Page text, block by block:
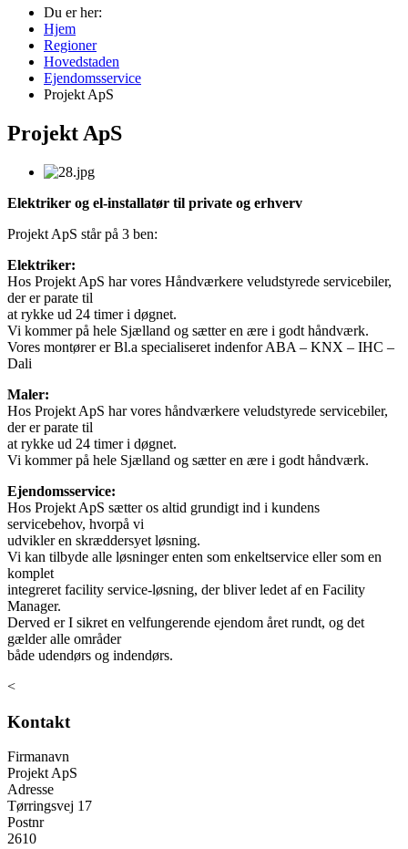
Du er her:
Hjem
Regioner
Hovedstaden
Ejendomsservice
Projekt ApS
Projekt ApS
Elektriker og el-installatør til private og erhverv
Projekt ApS står på 3 ben:
​Elektriker:
Hos Projekt ApS har vores Håndværkere veludstyrede servicebiler,
der er parate til
at rykke ud 24 timer i døgnet.
Vi kommer på hele Sjælland og sætter en ære i godt håndværk.
Vores montører er Bl.a specialiseret indenfor ABA – KNX – IHC –
Dali
Maler:
Hos Projekt ApS har vores håndværkere veludstyrede servicebiler,
der er parate til
at rykke ud 24 timer i døgnet.
Vi kommer på hele Sjælland og sætter en ære i godt håndværk.
Ejendomsservice:
Hos Projekt ApS sætter os altid grundigt ind i kundens
servicebehov, hvorpå vi
udvikler en skræddersyet løsning.
Vi kan tilbyde alle løsninger enten som enkeltservice eller som en
komplet
integreret facility service-løsning, der bliver ledet af en Facility
Manager.
Derved er I sikret en velfungerende ejendom året rundt, og det
gælder alle områder
både udendørs og indendørs.
<
Kontakt
Firmanavn
Projekt ApS
Adresse
Tørringsvej 17
Postnr
2610